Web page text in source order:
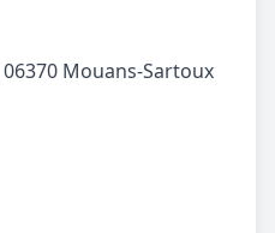
Mouans-Sartoux